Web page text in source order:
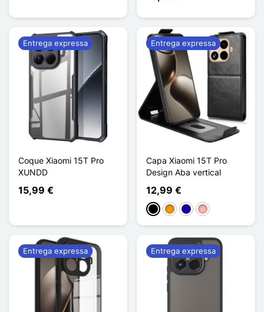
Coque Xiaomi 15T Pro
XUNDD
15,99 €
Entrega expressa
Capa Xiaomi 15T Pro
Design Aba vertical
12,99 €
PretoLaranjaAzul Escuro
Ouro rosa
Entrega expressa
Entrega expressa Entrega expressa